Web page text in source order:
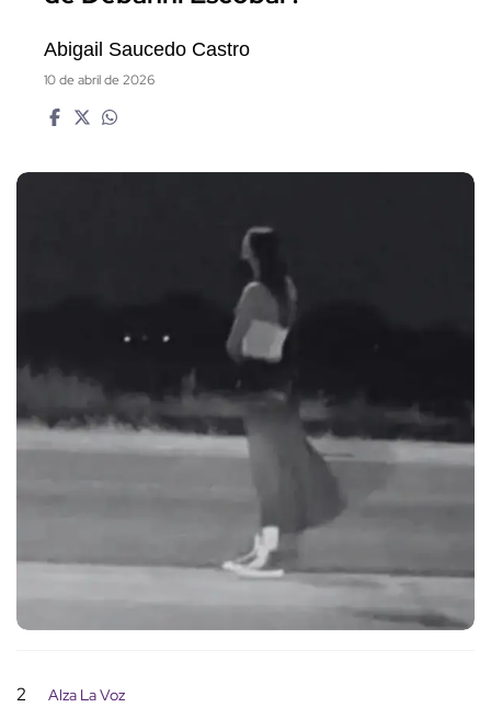
Abigail Saucedo Castro
10 de abril de 2026
2 Alza La Voz